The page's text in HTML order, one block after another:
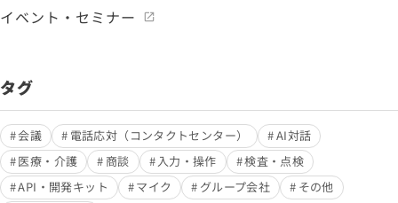
イベント・セミナー
タグ
会議 電話応対（コンタクトセンター）
AI対話
医療・介護
商談 入力・操作
検査・点検
API・開発キット
マイク グループ会社
その他